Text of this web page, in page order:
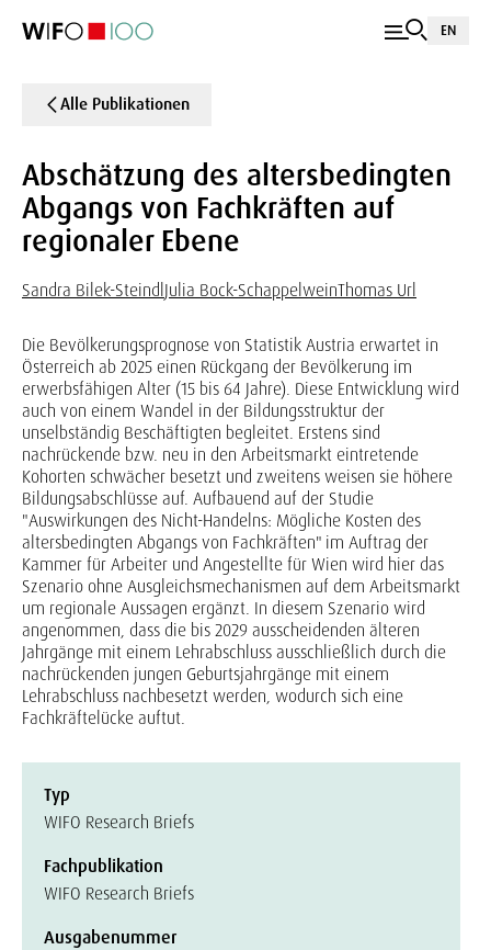
EN
Alle Publikationen
Abschätzung des altersbedingten
Abgangs von Fachkräften auf
regionaler Ebene
Sandra Bilek-Steindl Julia Bock-SchappelweinThomas Url
Die Bevölkerungsprognose von Statistik Austria erwartet in
Österreich ab 2025 einen Rückgang der Bevölkerung im
erwerbsfähigen Alter (15 bis 64 Jahre). Diese Entwicklung wird
auch von einem Wandel in der Bildungsstruktur der
unselbständig Beschäftigten begleitet. Erstens sind
nachrückende bzw. neu in den Arbeitsmarkt eintretende
Kohorten schwächer besetzt und zweitens weisen sie höhere
Bildungsabschlüsse auf. Aufbauend auf der Studie
"Auswirkungen des Nicht-Handelns: Mögliche Kosten des
altersbedingten Abgangs von Fachkräften" im Auftrag der
Kammer für Arbeiter und Angestellte für Wien wird hier das
Szenario ohne Ausgleichsmechanismen auf dem Arbeitsmarkt
um regionale Aussagen ergänzt. In diesem Szenario wird
angenommen, dass die bis 2029 ausscheidenden älteren
Jahrgänge mit einem Lehrabschluss ausschließlich durch die
nachrückenden jungen Geburtsjahrgänge mit einem
Lehrabschluss nachbesetzt werden, wodurch sich eine
Fachkräftelücke auftut.
Typ
WIFO Research Briefs
Fachpublikation
WIFO Research Briefs
Ausgabenummer